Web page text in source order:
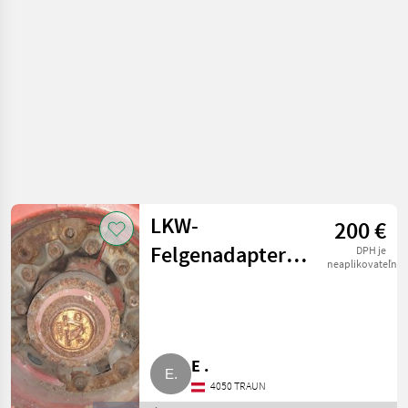
LKW-
Felgenadapter
200 €
DPH je
neaplikovateľné
E .
4050 TRAUN